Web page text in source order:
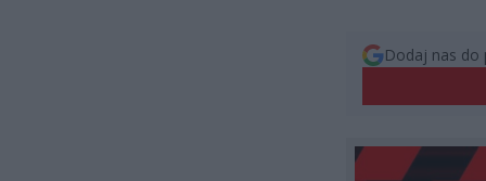
Dodaj nas do